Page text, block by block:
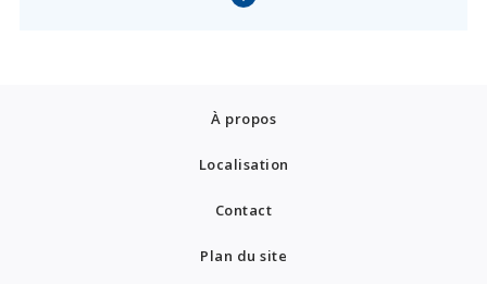
À propos
Localisation
Contact
Plan du site